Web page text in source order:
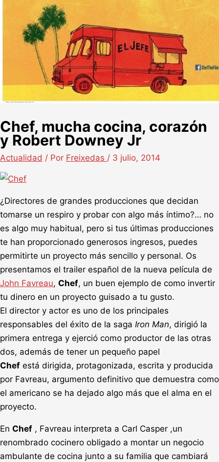
Chef, mucha cocina, corazón
y Robert Downey Jr
Actualidad / Por Freixedas / 3 julio, 2014
¿Directores de grandes producciones que decidan
tomarse un respiro y probar con algo más íntimo?… no
es algo muy habitual, pero si tus últimas producciones
te han proporcionado generosos ingresos, puedes
permitirte un proyecto más sencillo y personal. Os
presentamos el trailer español de la nueva película de
John Favreau, Chef, un buen ejemplo de como invertir
tu dinero en un proyecto guisado a tu gusto.
El director y actor es uno de los principales
responsables del éxito de la saga Iron Man, dirigió la
primera entrega y ejerció como productor de las otras
dos, además de tener un pequeño papel
Chef está dirigida, protagonizada, escrita y producida
por Favreau, argumento definitivo que demuestra como
el americano se ha dejado algo más que el alma en el
proyecto.
En Chef , Favreau interpreta a Carl Casper ,un
renombrado cocinero obligado a montar un negocio
ambulante de cocina junto a su familia que cambiará